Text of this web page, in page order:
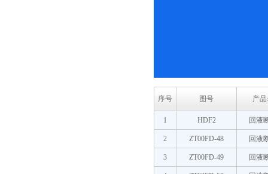
序号 图号 产
1 HDF2 回液
2 ZT00FD-48 回液
3 ZT00FD-49 回液